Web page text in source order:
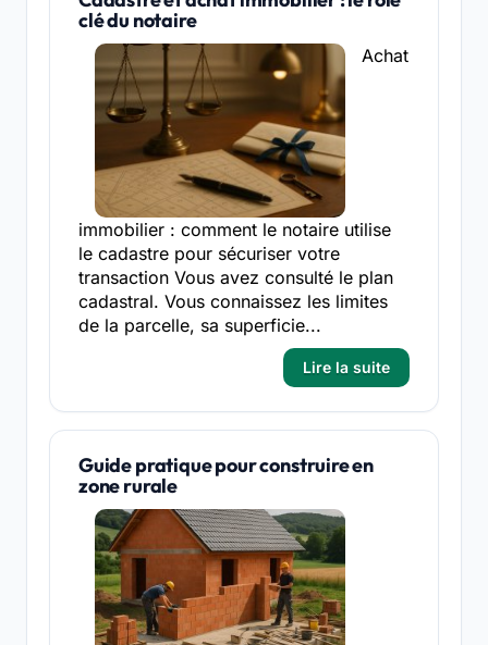
clé du notaire
Achat
immobilier : comment le notaire utilise
le cadastre pour sécuriser votre
transaction Vous avez consulté le plan
cadastral. Vous connaissez les limites
de la parcelle, sa superficie...
Lire la suite
Guide pratique pour construire en
zone rurale